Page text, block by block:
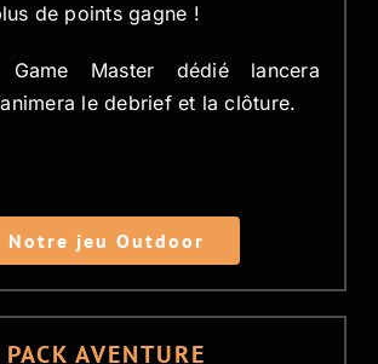
de points gagne !
Master dédié lancera
le debrief et la clôture.
Notre jeu Outdoor
PACK AVENTURE